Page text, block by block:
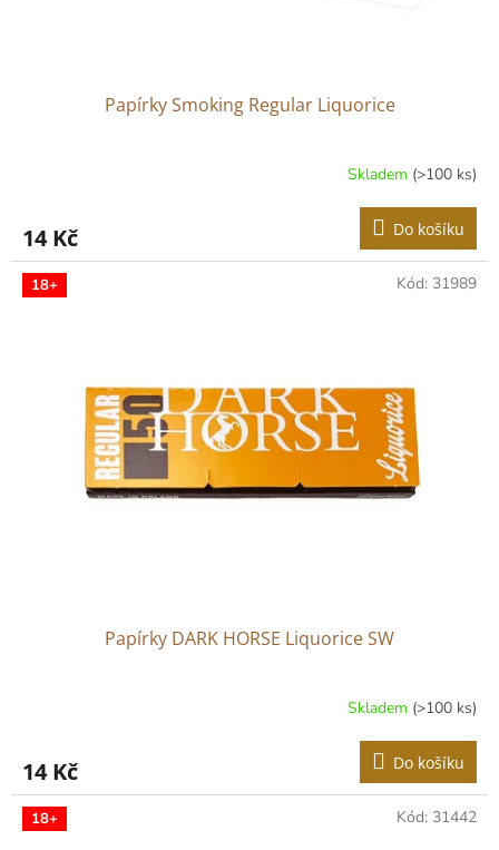
Papírky Smoking Regular Liquorice
Skladem (>100 ks)
14 Kč Do košíku
18+
Papírky DARK HORSE Liquorice SW
je
3,0
5
Skladem (>100 ks)
14 Kč Do košíku
Kód: 31989
18+ Kód: 31442